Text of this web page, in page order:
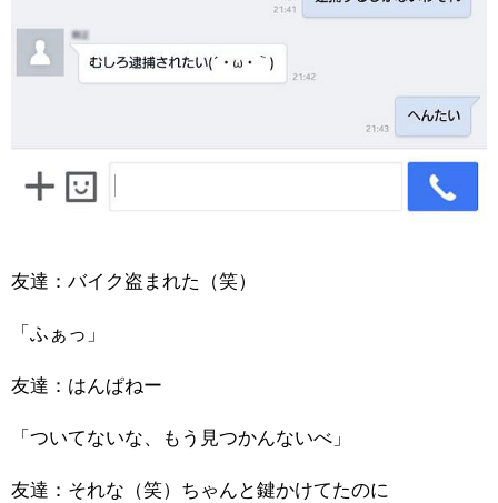
友達：バイク盗まれた（笑）
「ふぁっ」
友達：はんぱねー
「ついてないな、もう見つかんないべ」
友達：それな（笑）ちゃんと鍵かけてたのに